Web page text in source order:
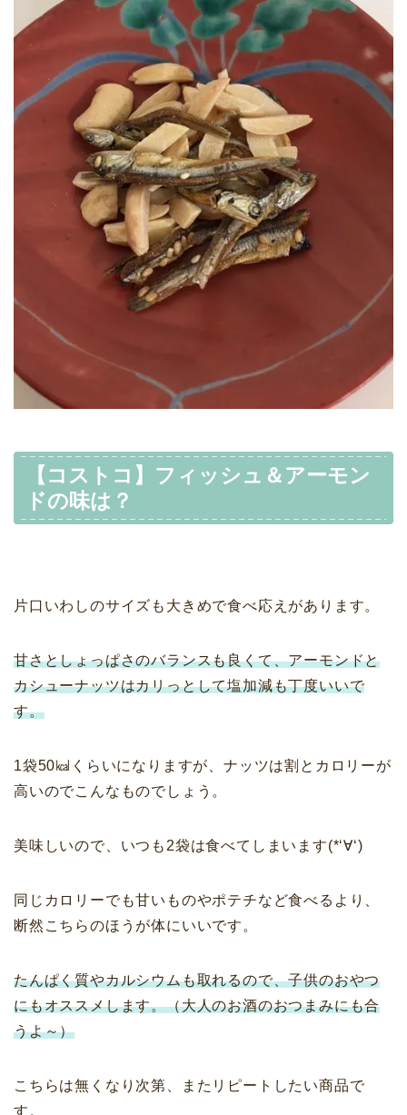
【コストコ】フィッシュ＆アーモン
ドの味は？
片口いわしのサイズも大きめで食べ応えがあります。
甘さとしょっぱさのバランスも良くて、アーモンドと
カシューナッツはカリっとして塩加減も丁度いいで
す。
1袋50㎉くらいになりますが、ナッツは割とカロリーが
高いのでこんなものでしょう。
美味しいので、いつも2袋は食べてしまいます(*‘∀‘)
同じカロリーでも甘いものやポテチなど食べるより、
断然こちらのほうが体にいいです。
たんぱく質やカルシウムも取れるので、子供のおやつ
にもオススメします。（大人のお酒のおつまみにも合
うよ～）
こちらは無くなり次第、またリピートしたい商品で
す。